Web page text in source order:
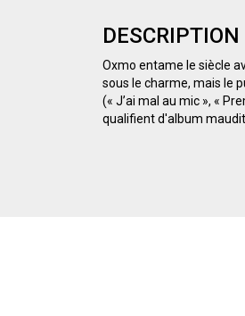
DESCRIPTION
Oxmo entame le siècle
sous le charme, mais le
(« J’ai mal au mic », «
qualifient d'album